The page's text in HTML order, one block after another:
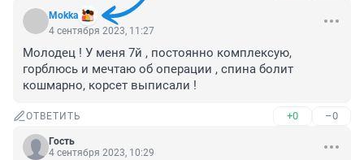
Mokka
4 сентября 2023, 11:27
Молодец ! У меня 7й , постоянно комплексую,
горблюсь и мечтаю об операции , спина болит
кошмарно, корсет выписали !
ОТВЕТИТЬ +0 –0
Гость
4 сентября 2023, 10:29